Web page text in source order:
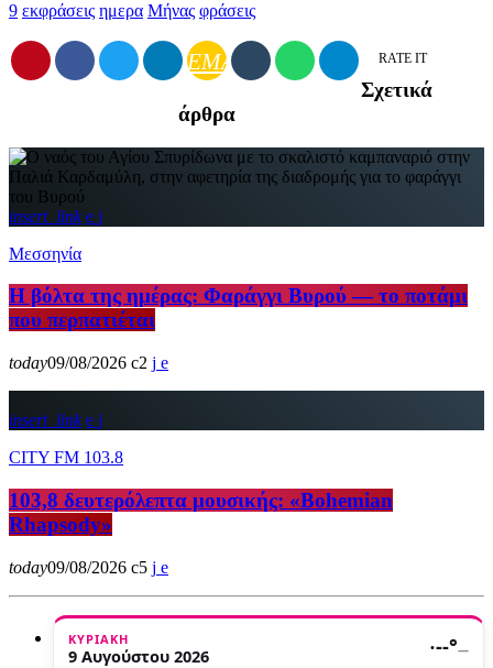
9 εκφράσεις ημερα Μήνας φράσεις
EMAIL RATE IT
Σχετικά
άρθρα
insert_link
Μεσσηνία
Η βόλτα της ημέρας: Φαράγγι Βυρού — το ποτάμι
που περπατιέται
today09/08/2026 2
insert_link
CITY FM 103.8
103,8 δευτερόλεπτα μουσικής: «Bohemian
Rhapsody»
today09/08/2026 5
ΚΥΡΙΑΚΉ
9 Αυγούστου 2026 ·--°—